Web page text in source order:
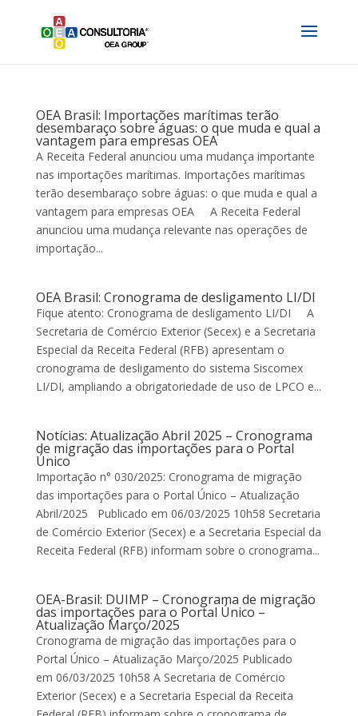
OEA Brasil: Importações marítimas terão
desembaraço sobre águas: o que muda e qual a
vantagem para empresas OEA
A Receita Federal anunciou uma mudança importante
nas importações marítimas. Importações marítimas
terão desembaraço sobre águas: o que muda e qual a
vantagem para empresas OEA A Receita Federal
anunciou uma mudança relevante nas operações de
importação...
OEA Brasil: Cronograma de desligamento LI/DI
Fique atento: Cronograma de desligamento LI/DI A
Secretaria de Comércio Exterior (Secex) e a Secretaria
Especial da Receita Federal (RFB) apresentam o
cronograma de desligamento do sistema Siscomex
LI/DI, ampliando a obrigatoriedade de uso de LPCO e...
Notícias: Atualização Abril 2025 – Cronograma
de migração das importações para o Portal
Único
Importação n° 030/2025: Cronograma de migração
das importações para o Portal Único – Atualização
Abril/2025 Publicado em 06/03/2025 10h58 Secretaria
de Comércio Exterior (Secex) e a Secretaria Especial da
Receita Federal (RFB) informam sobre o cronograma...
OEA-Brasil: DUIMP – Cronograma de migração
das importações para o Portal Único –
Atualização Março/2025
Cronograma de migração das importações para o
Portal Único – Atualização Março/2025 Publicado
em 06/03/2025 10h58 A Secretaria de Comércio
Exterior (Secex) e a Secretaria Especial da Receita